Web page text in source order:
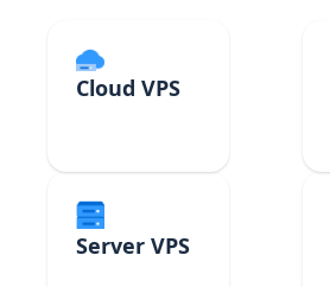
Cloud VPS
Server VPS